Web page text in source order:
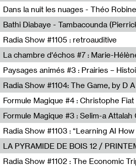
Pierrick Mouton,Diarra Niang
Théo Robine-Langlois,LD Beat
Pierrick Mouton,Bathi Diabaye
Radia Show #1105 : retroauditive
Soundart Radio
La chambre d'échos #7 : Marie-
Revue Les Chambres,Marie-Hélène
Anne Simon
Radia Show #1104: The Game, by D
Radio One NZ
Formule Magique #4 : Christophe Fiat
Nathalie Lacroix
Nathalie Lacroix,Selim-a Attalah
Radio Campus Bruxelles
Sammy Stein